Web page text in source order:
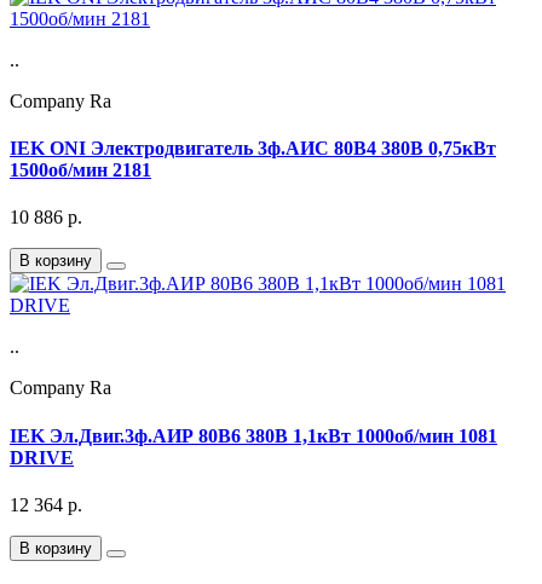
..
Company Ra
IEK ONI Электродвигатель 3ф.АИС 80B4 380В 0,75кВт
1500об/мин 2181
10 886 р.
В корзину
..
Company Ra
IEK Эл.Двиг.3ф.АИР 80B6 380В 1,1кВт 1000об/мин 1081
DRIVE
12 364 р.
В корзину